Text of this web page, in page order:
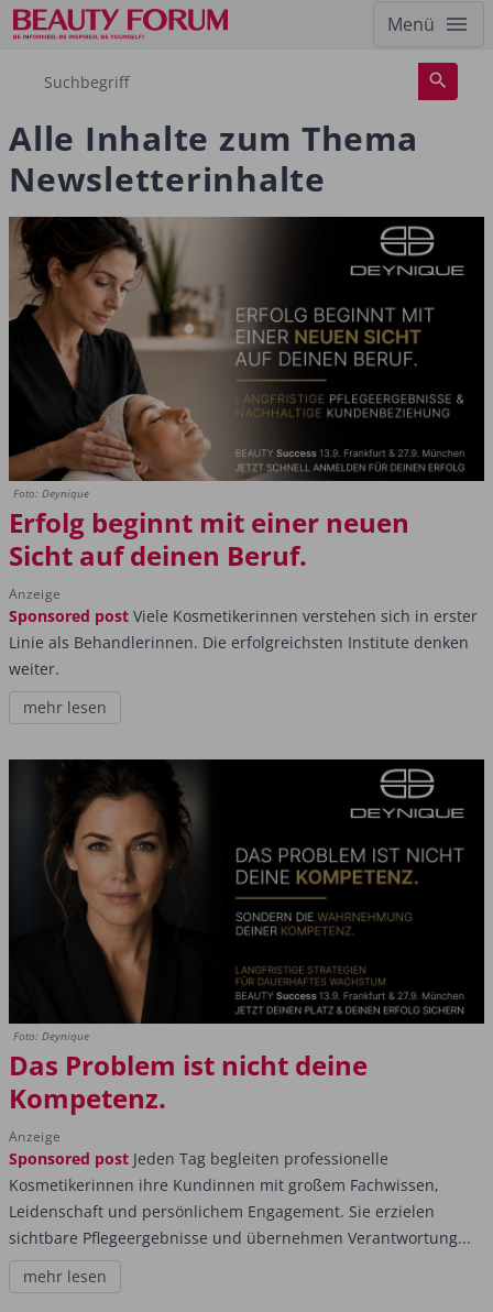
Menü
Alle Inhalte zum Thema
Newsletterinhalte
Foto: Deynique
Erfolg beginnt mit einer neuen
Sicht auf deinen Beruf.
Anzeige
Sponsored post Viele Kosmetikerinnen verstehen sich in erster
Linie als Behandlerinnen. Die erfolgreichsten Institute denken
weiter.
mehr lesen
Foto: Deynique
Das Problem ist nicht deine
Kompetenz.
Anzeige
Sponsored post Jeden Tag begleiten professionelle
Kosmetikerinnen ihre Kundinnen mit großem Fachwissen,
Leidenschaft und persönlichem Engagement. Sie erzielen
sichtbare Pflegeergebnisse und übernehmen Verantwortung...
mehr lesen